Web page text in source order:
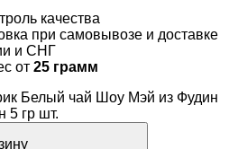
качества
при самовывозе и доставке
и СНГ
от 25 грамм
Белый чай Шоу Мэй из Фудин
5 гр шт.